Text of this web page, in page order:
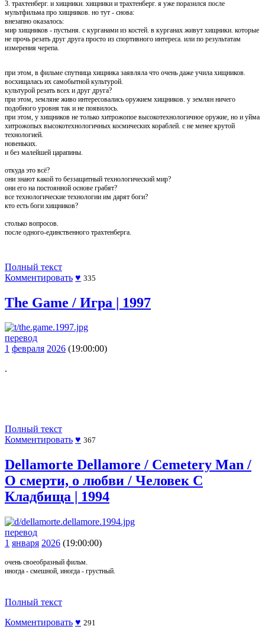
3. трахтенберг. и хищники. хищники и трахтенберг. я уже поразился после
мультфильма про хищников. но тут - снова:
внезапно оказалось:
мир хищников - пустыня. с курганами из костей. в курганах живут хищники. которые
не прочь резать друг друга просто из спортивного интереса. или по результатам
измерения черепа.
при этом, в фильме спутница хищника заявляла что очень даже учила хищников.
восхищалась их самобытной культурой.
культурой резать всех и друг друга?
при этом, земляне живо интересовались оружием хищников. у землян ничего
подобного уровня так и не появилось.
при этом, у хищников не только хитрожопое высокотехнологичное оружие, но и уйма
хитрожопых высокотехнологичных космических кораблей. с не менее крутой
технологией.
новеньких.
и без малейшей царапины.
откуда это всё?
они знают какой то беззащитный технологический мир?
они его на постоянной основе грабят?
все технологические технологии им дарят боги?
кто есть боги хищников?
столько вопросов.
после одного-единственного трахтенберга.
Полный текст
Комментировать ♥ 335
The Game / Игра | 1997
перевод
1 февраля 2026 (19:00:00)
.
Полный текст
Комментировать ♥ 367
Dellamorte Dellamore / Cemetery Man /
О смерти, о любви / Человек С
Кладбища | 1994
перевод
1 января 2026 (19:00:00)
очень своеобразный фильм.
иногда - смешной, иногда - грустный.
Полный текст
Комментировать ♥ 291